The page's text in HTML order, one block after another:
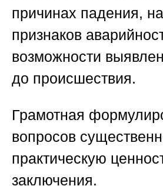
причинах падения,
признаков
возможности
до происшествия.
Грамотная
вопросов
практическую
заключения.